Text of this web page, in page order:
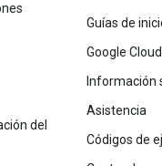
del
Guías de
Google
Información
Asistencia
Códigos de